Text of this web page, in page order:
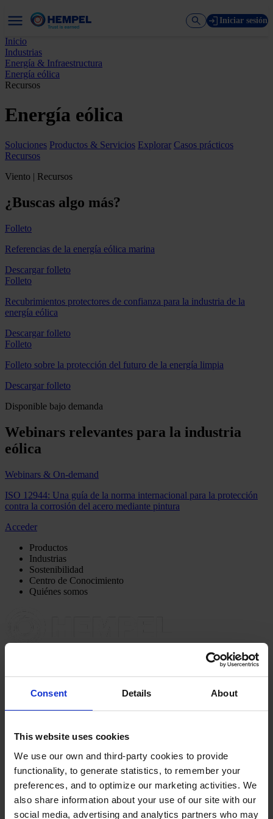
Consent Details About
This website uses cookies
We use our own and third-party cookies to provide
functionality, to generate statistics, to remember your
preferences, and to optimize our marketing activities. We
also share information about your use of our site with our
social media, advertising and analytics partners who may
Iniciar sesión
Inicio
Industrias
Energía & Infraestructura
Energía eólica
Recursos
Energía eólica
Soluciones Productos & Servicios Explorar Casos prácticos
Recursos
Viento | Recursos
¿Buscas algo más?
Folleto
Referencias de la energía eólica marina
Descargar folleto
Folleto
Recubrimientos protectores de confianza para la industria de la
energía eólica
Descargar folleto
Folleto
Folleto sobre la protección del futuro de la energía limpia
Descargar folleto
Disponible bajo demanda
Webinars relevantes para la industria
eólica
Webinars & On-demand
ISO 12944: Una guía de la norma internacional para la protección
contra la corrosión del acero mediante pintura
Acceder
Productos
Industrias
Sostenibilidad
Centro de Conocimiento
Quiénes somos
Pinturas Hempel,
Avinguda de Sentmenat 108
PÓNGASE EN CONTACTO CON NOSOTROSTel: +34
Fax: +34 937130368